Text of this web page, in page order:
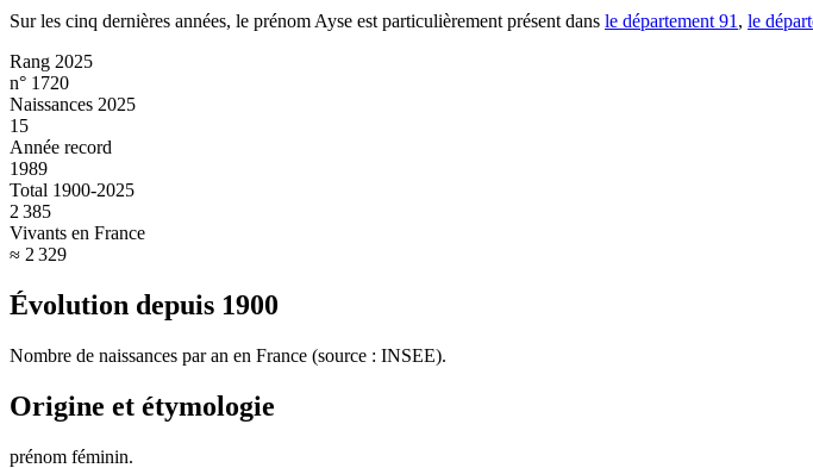
Sur les cinq dernières années, le prénom Ayse est particulièrement présent dans le département 91 , le
Rang 2025
n° 1720
Naissances 2025
15
Année record
1989
Total 1900-2025
2 385
Vivants en France
≈ 2 329
Évolution depuis 1900
Nombre de naissances par an en France (source : INSEE).
Origine et étymologie
prénom féminin.